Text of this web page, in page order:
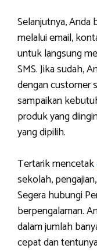
Selanjutnya,
melalui email,
untuk langsung
SMS. Jika sudah,
dengan customer
sampaikan
produk yang
yang dipilih.
Tertarik mencetak
sekolah,
Segera hubungi
berpengalaman.
dalam jumlah
cepat dan